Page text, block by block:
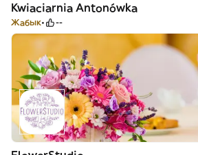
Kwiaciarnia Antonówka
Жабык --